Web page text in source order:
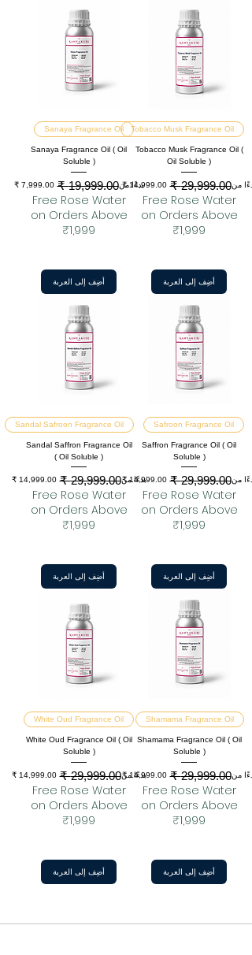
Tobacco Musk Fragrance Oil
Tobacco Musk Fragrance Oil (
Oil Soluble )
بدءًا من
سعر عادي
‏29,999.00 ₹
‏14,999.00 ₹ سعر البيع
Free Rose Water
on Orders Above
₹1,999
أضِف إلى العربة
Sanaya Fragrance Oil
Sanaya Fragrance Oil ( Oil
Soluble )
بدءًا من
سعر عادي
‏19,999.00 ₹
‏7,999.00 ₹ سعر البيع
Free Rose Water
on Orders Above
₹1,999
أضِف إلى العربة
Safroon Fragrance Oil
Saffron Fragrance Oil ( Oil
Soluble )
بدءًا من
سعر عادي
‏29,999.00 ₹
‏14,999.00 ₹ سعر البيع
Free Rose Water
on Orders Above
₹1,999
أضِف إلى العربة
Sandal Safroon Fragrance Oil
Sandal Saffron Fragrance Oil
( Oil Soluble )
بدءًا من
سعر عادي
‏29,999.00 ₹
‏14,999.00 ₹ سعر البيع
Free Rose Water
on Orders Above
₹1,999
أضِف إلى العربة
Shamama Fragrance Oil
Shamama Fragrance Oil ( Oil
Soluble )
بدءًا من
سعر عادي
‏29,999.00 ₹
‏14,999.00 ₹ سعر البيع
Free Rose Water
on Orders Above
₹1,999
أضِف إلى العربة
White Oud Fragrance Oil
White Oud Fragrance Oil ( Oil
Soluble )
بدءًا من
سعر عادي
‏29,999.00 ₹
‏14,999.00 ₹ سعر البيع
Free Rose Water
on Orders Above
₹1,999
أضِف إلى العربة